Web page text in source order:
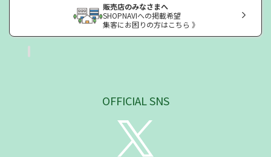
販売店のみなさまへ
SHOPNAVIへの掲載希望
集客にお困りの方はこちら 》
OFFICIAL SNS